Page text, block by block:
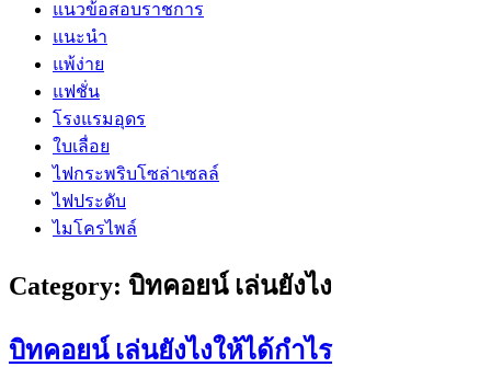
แนวข้อสอบราชการ
แนะนำ
แพ้ง่าย
แฟชั่น
โรงแรมอุดร
ใบเลื่อย
ไฟกระพริบโซล่าเซลล์
ไฟประดับ
ไมโครไพล์
Category: บิทคอยน์ เล่นยังไง
บิทคอยน์ เล่นยังไงให้ได้กำไร